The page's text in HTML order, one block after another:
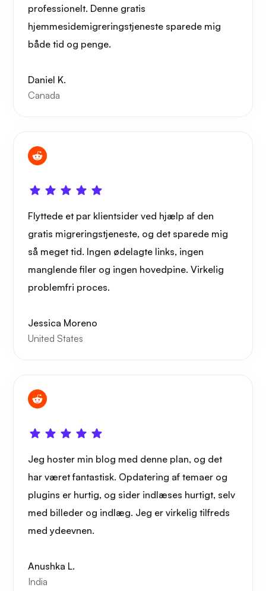
professionelt. Denne gratis
hjemmesidemigreringstjeneste sparede mig
både tid og penge.
Daniel K.
Canada
Flyttede et par klientsider ved hjælp af den
gratis migreringstjeneste, og det sparede mig
så meget tid. Ingen ødelagte links, ingen
manglende filer og ingen hovedpine. Virkelig
problemfri proces.
Jessica Moreno
United States
Jeg hoster min blog med denne plan, og det
har været fantastisk. Opdatering af temaer og
plugins er hurtig, og sider indlæses hurtigt, selv
med billeder og indlæg. Jeg er virkelig tilfreds
med ydeevnen.
Anushka L.
India